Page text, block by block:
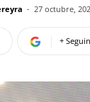
- 27 octubre,
+